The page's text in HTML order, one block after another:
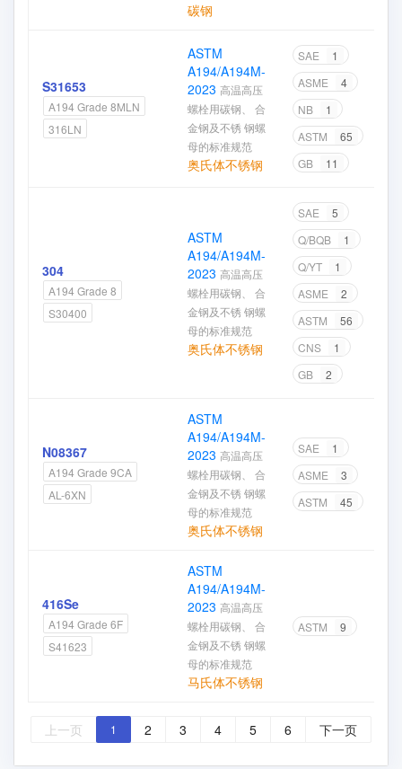
碳钢
S31653
A194 Grade 8MLN
316LN
ASTM
A194/A194M-
2023 高温高压
螺栓用碳钢、 合
金钢及不锈 钢螺
母的标准规范
奥氏体不锈钢
SAE
1
ASME
4
NB
1
ASTM
65
GB
11
304
A194 Grade 8
S30400
ASTM
A194/A194M-
2023 高温高压
螺栓用碳钢、 合
金钢及不锈 钢螺
母的标准规范
奥氏体不锈钢
SAE
5
Q/BQB
1
Q/YT
1
ASME
2
ASTM
56
CNS
1
GB
2
N08367
A194 Grade 9CA
AL-6XN
ASTM
A194/A194M-
2023 高温高压
螺栓用碳钢、 合
金钢及不锈 钢螺
母的标准规范
奥氏体不锈钢
SAE
1
ASME
3
ASTM
45
416Se
A194 Grade 6F
S41623
ASTM
A194/A194M-
2023 高温高压
螺栓用碳钢、 合
金钢及不锈 钢螺
母的标准规范
马氏体不锈钢
ASTM 9
上一页 1 2 3 4 5 6 下一页